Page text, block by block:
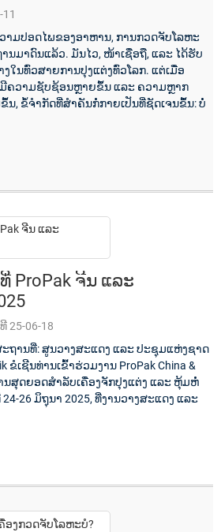
ມປອດໄພຂອງອາຫານ, ການກວດຈັບໂລຫະ
ນມາດົນແລ້ວ. ມັນໄວ, ໜ້າເຊື່ອຖື, ແລະ ໄດ້ຮັບ
ໃນທົ່ວສາຍການປຸງແຕ່ງທົ່ວໂລກ. ແຕ່ເມື່ອ
ຄວາມຊັບຊ້ອນຫຼາຍຂຶ້ນ ແລະ ຄວາມຫຼາກ
, ຂໍ້ຈຳກັດທີ່ສຳຄັນກໍ່ກາຍເປັນທີ່ຊັດເຈນຂຶ້ນ: ບໍ່
ProPak ຈີນ ແລະ
25-06-18
ະຖານທີ່: ສູນວາງສະແດງ ແລະ ປະຊຸມແຫ່ງຊາດ
ຂໍເຊີນທ່ານເຂົ້າຮ່ວມງານ ProPak China &
ານສຸດຍອດສຳລັບເຄື່ອງຈັກປຸງແຕ່ງ ແລະ ຫຸ້ມຫໍ່
26 ມິຖຸນາ 2025, ທີ່ງານວາງສະແດງ ແລະ